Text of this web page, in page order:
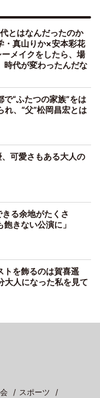
とはなんだったのか
・真山りか×安本彩花
ーメイクをしたら、場
時代が変わったんだな
“ふたつの家族”をは
れ、“父”松岡昌宏とは
可愛さもある大人の
る余地がたくさ
きない公演に」
トを飾るのは賀喜遥
人になった私を見て
スポーツ